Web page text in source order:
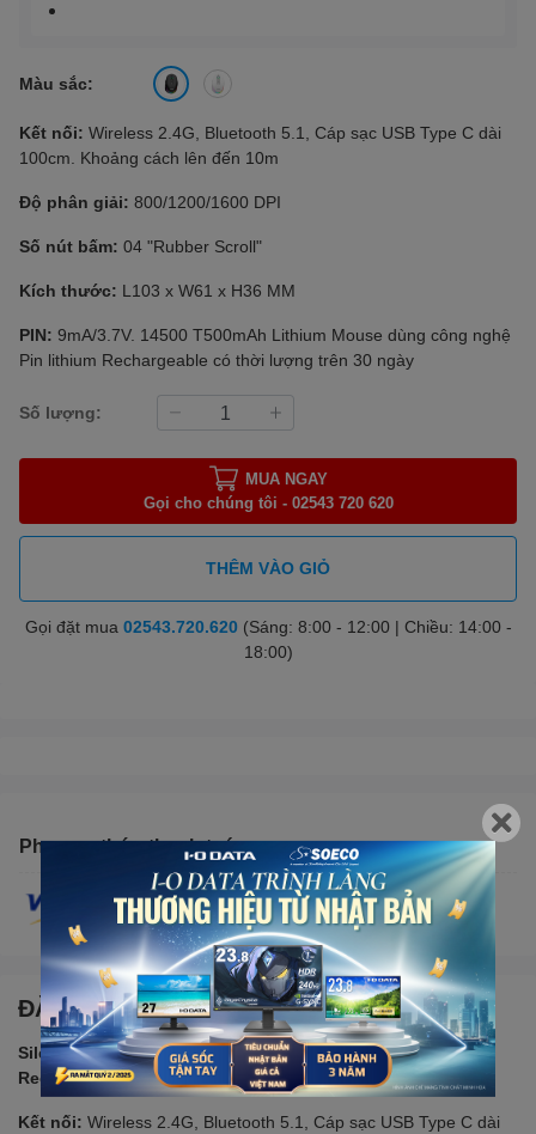
Màu sắc:
Kết nối: Wireless 2.4G, Bluetooth 5.1, Cáp sạc USB Type C dài
100cm. Khoảng cách lên đến 10m
Độ phân giải: 800/1200/1600 DPI
Số nút bấm: 04 "Rubber Scroll"
Kích thước: L103 x W61 x H36 MM
PIN: 9mA/3.7V. 14500 T500mAh Lithium Mouse dùng công nghệ
Pin lithium Rechargeable có thời lượng trên 30 ngày
Số lượng:
MUA NGAY
Gọi cho chúng tôi - 02543 720 620
THÊM VÀO GIỎ
Gọi đặt mua 02543.720.620(Sáng: 8:00 - 12:00 | Chiều: 14:00 -
18:00)
Phương thức thanh toán
ĐẶC ĐIỂM NỔI BẬT
Silent Mice Wireless 2.4G & Bluetooth Dual-Mode, Lithium
Rechargeable technology Battery
Kết nối: Wireless 2.4G, Bluetooth 5.1, Cáp sạc USB Type C dài